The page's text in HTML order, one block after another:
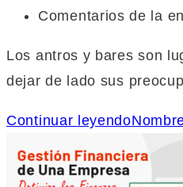
Comentarios de la
Los antros y bares son
dejar de lado sus
Continuar leyendo